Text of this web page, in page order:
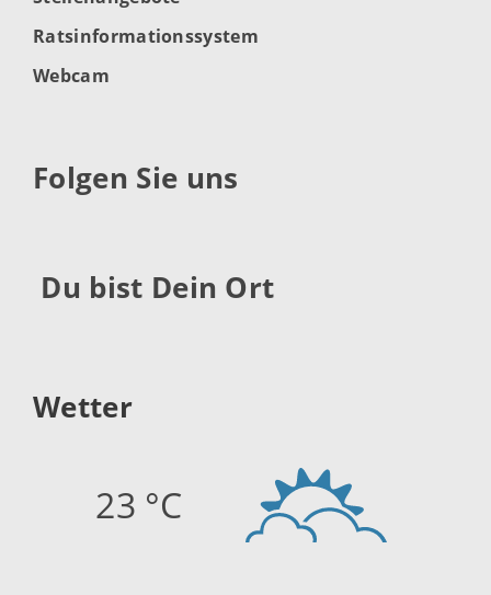
Ratsinformationssystem
Webcam
Folgen Sie uns
Du bist Dein Ort
Wetter
23 °C